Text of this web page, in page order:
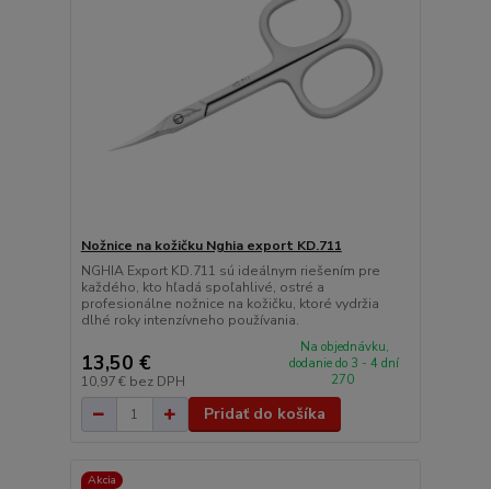
Nožnice na kožičku Nghia export KD.711
NGHIA Export KD.711 sú ideálnym riešením pre
každého, kto hľadá spoľahlivé, ostré a
profesionálne nožnice na kožičku, ktoré vydržia
dlhé roky intenzívneho používania.
13,50 €
10,97 € bez DPH
Na objednávku,
dodanie do 3 - 4 dní
270
Pridať do košíka
Akcia